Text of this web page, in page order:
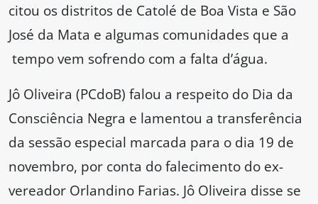
citou os distritos de Catolé de Boa Vista e São
José da Mata e algumas comunidades que a
tempo vem sofrendo com a falta d’água.
Jô Oliveira (PCdoB) falou a respeito do Dia da
Consciência Negra e lamentou a transferência
da sessão especial marcada para o dia 19 de
novembro, por conta do falecimento do ex-
vereador Orlandino Farias. Jô Oliveira disse se